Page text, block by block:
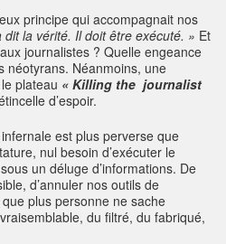
principe qui accompagnait nos
dit la vérité. Il doit être exécuté. » Et
journalistes ? Quelle engeance
néotyrans. Néanmoins, une
plateau « Killing the journalist
d’espoir.
est plus perverse que
nul besoin d’exécuter le
un déluge d’informations. De
d’annuler nos outils de
plus personne ne sache
du filtré, du fabriqué,